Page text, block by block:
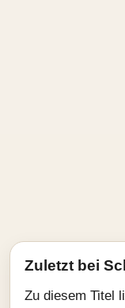
Zuletzt bei
Zu diesem Titel